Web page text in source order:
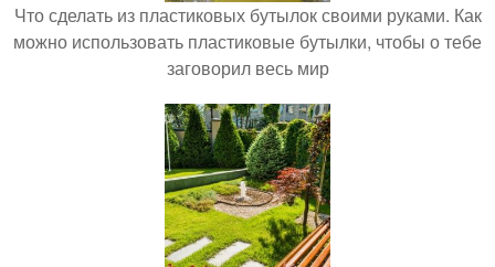
Что сделать из пластиковых бутылок своими руками. Как
можно использовать пластиковые бутылки, чтобы о тебе
заговорил весь мир